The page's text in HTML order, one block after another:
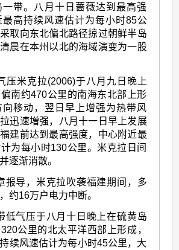
带。八月十日蔷薇达到最高强
最高持续风速估计为每小时85公
取向东北偏北路径掠过朝鲜半岛
晨在本州以北的海域演变为一股
压米克拉(2006)于八月九日晚上
南约470公里的南海东北部上形
向移动，翌日早上增强为热带风
迅速増强，八月十一日早上发展
建前达到最高强度，中心附近最
为每小时130公里。米克拉日间
逐渐消散。
报导，米克拉吹袭福建期间，多
约16万户电力中断。
低气压于八月十日晚上在硫黄岛
公里的北太平洋西部上形成，
续风速估计为每小时45公里，大